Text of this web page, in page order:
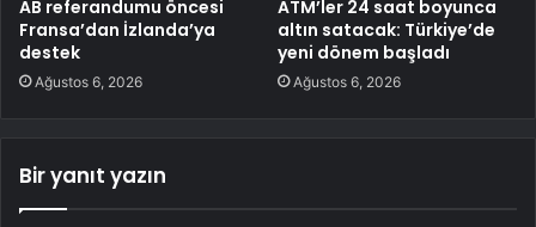
AB referandumu öncesi
Fransa’dan İzlanda’ya
destek
Ağustos 6, 2026
ATM’ler 24 saat boyunca
altın satacak: Türkiye’de
yeni dönem başladı
Ağustos 6, 2026
Bir yanıt yazın